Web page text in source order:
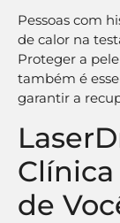
Pessoas com
de calor na
Proteger a
também é
garantir a
de